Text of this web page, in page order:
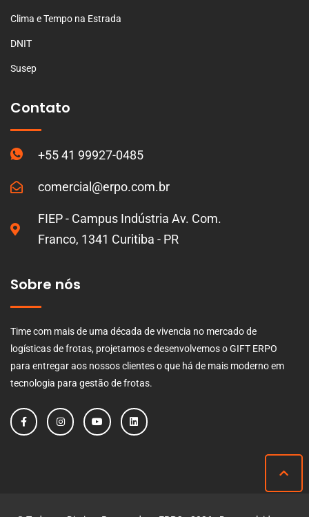
Clima e Tempo na Estrada
DNIT
Susep
Contato
+55 41 99927-0485
comercial@erpo.com.br
FIEP - Campus Indústria Av. Com.
Franco, 1341 Curitiba - PR
Sobre nós
Time com mais de uma década de vivencia no mercado de
logísticas de frotas, projetamos e desenvolvemos o GIFT ERPO
para entregar aos nossos clientes o que há de mais moderno em
tecnologia para gestão de frotas.